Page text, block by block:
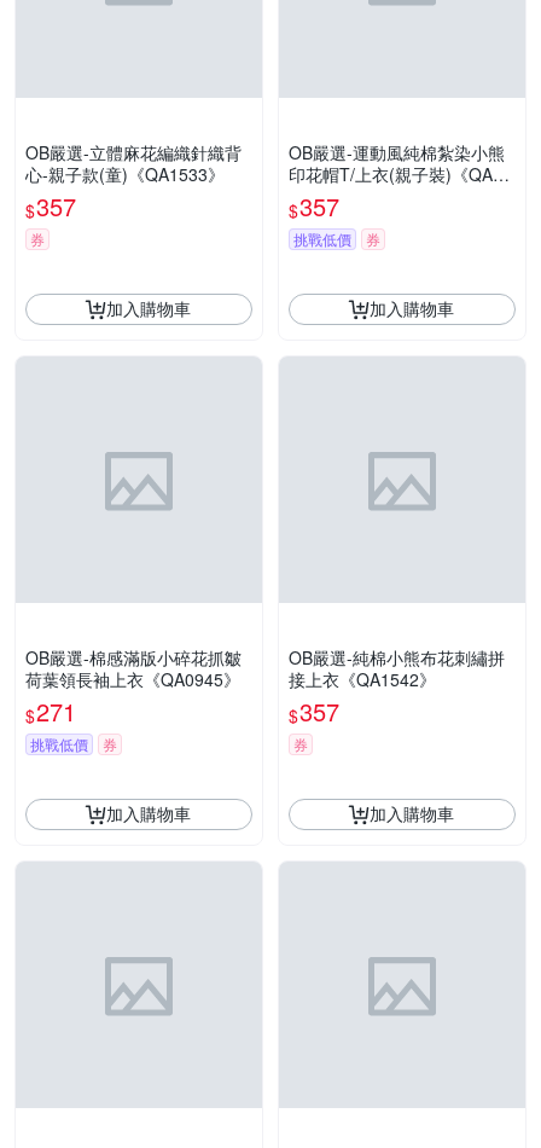
OB嚴選-立體麻花編織針織背
心-親子款(童)《QA1533》
$357
券
加入購物車
OB嚴選-運動風純棉紮染小熊
印花帽T/上衣(親子裝)《QA15
13》
$357
挑戰低價 券
加入購物車
OB嚴選-棉感滿版小碎花抓皺
荷葉領長袖上衣《QA0945》
$271
挑戰低價 券
加入購物車
OB嚴選-純棉小熊布花刺繡拼
接上衣《QA1542》
$357
券
加入購物車